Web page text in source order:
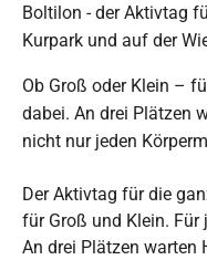
Boltilon - der Aktivtag
Kurpark und auf der
Ob Groß oder Klein –
dabei. An drei Plätzen
nicht nur jeden
Der Aktivtag für die
für Groß und Klein. Für
An drei Plätzen warten